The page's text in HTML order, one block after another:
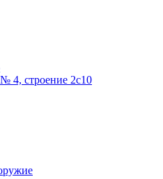
4, строение 2с10